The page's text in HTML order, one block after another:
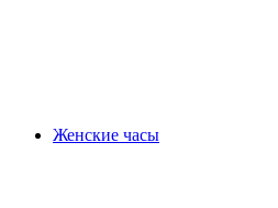
Женские часы